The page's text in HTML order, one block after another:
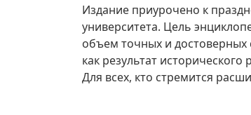
Издание приурочено к
университета. Цель
объем точных и достоверных
как результат исторического
Для всех, кто стремится